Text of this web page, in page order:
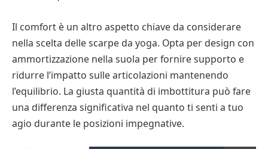
Il comfort è un altro aspetto chiave da considerare
nella scelta delle scarpe da yoga. Opta per design con
ammortizzazione nella suola per fornire supporto e
ridurre l’impatto sulle articolazioni mantenendo
l’equilibrio. La giusta quantità di imbottitura può fare
una differenza significativa nel quanto ti senti a tuo
agio durante le posizioni impegnative.